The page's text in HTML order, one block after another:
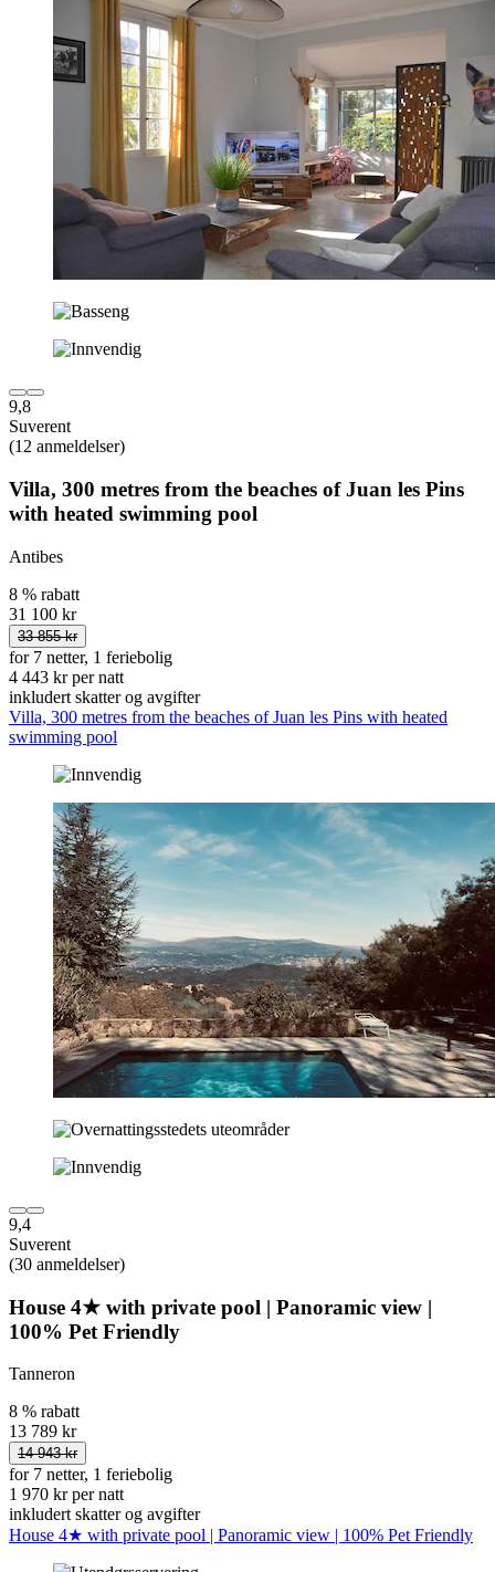
9,8
Suverent
(12 anmeldelser)
Villa, 300 metres from the beaches of Juan les Pins
with heated swimming pool
Antibes
8 % rabatt
31 100 kr
33 855 kr
for 7 netter, 1 feriebolig
4 443 kr per natt
inkludert skatter og avgifter
Villa, 300 metres from the beaches of Juan les Pins with heated
swimming pool
9,4
Suverent
(30 anmeldelser)
House 4★ with private pool | Panoramic view |
100% Pet Friendly
Tanneron
8 % rabatt
13 789 kr
14 943 kr
for 7 netter, 1 feriebolig
1 970 kr per natt
inkludert skatter og avgifter
House 4★ with private pool | Panoramic view | 100% Pet Friendly